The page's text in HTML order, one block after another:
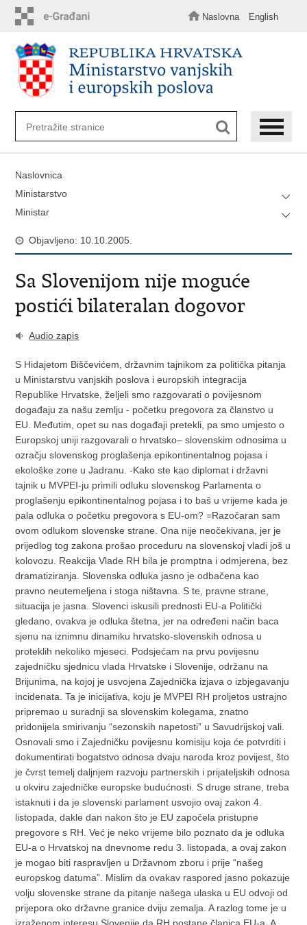
sadržaj
Naslovna English
Naslovnica
Ministarstvo
Ministar
Objavljeno: 10.10.2005.
Sa Slovenijom nije moguće
postići bilateralan dogovor
Audio zapis
S Hidajetom Biščevićem, državnim tajnikom za politička pitanja
u Ministarstvu vanjskih poslova i europskih integracija
Republike Hrvatske, željeli smo razgovarati o povijesnom
događaju za našu zemlju - početku pregovora za članstvo u
EU. Međutim, opet su nas događaji pretekli, pa smo umjesto o
Europskoj uniji razgovarali o hrvatsko– slovenskim odnosima u
ozračju slovenskog proglašenja epikontinentalnog pojasa i
ekološke zone u Jadranu. -Kako ste kao diplomat i državni
tajnik u MVPEI-ju primili odluku slovenskog Parlamenta o
proglašenju epikontinentalnog pojasa i to baš u vrijeme kada je
pala odluka o početku pregovora s EU-om? =Razočaran sam
ovom odlukom slovenske strane. Ona nije neočekivana, jer je
prijedlog tog zakona prošao proceduru na slovenskoj vladi još u
kolovozu. Reakcija Vlade RH bila je promptna i odmjerena, bez
dramatiziranja. Slovenska odluka jasno je odbačena kao
pravno neutemeljena i stoga ništavna. S te, pravne strane,
situacija je jasna. Slovenci iskusili prednosti EU-a Politički
gledano, ovakva je odluka štetna, jer na određeni način baca
sjenu na iznimnu dinamiku hrvatsko-slovenskih odnosa u
proteklih nekoliko mjeseci. Podsjećam na prvu povijesnu
zajedničku sjednicu vlada Hrvatske i Slovenije, održanu na
Brijunima, na kojoj je usvojena Zajednička izjava o izbjegavanju
incidenata. Ta je inicijativa, koju je MVPEI RH proljetos ustrajno
pripremao u suradnji sa slovenskim kolegama, znatno
pridonijela smirivanju “sezonskih napetosti” u Savudrijskoj vali.
Osnovali smo i Zajedničku povijesnu komisiju koja će potvrditi i
dokumentirati bogatstvo odnosa dvaju naroda kroz povijest, što
je čvrst temelj daljnjem razvoju partnerskih i prijateljskih odnosa
u okviru zajedničke europske budućnosti. S druge strane, treba
istaknuti i da je slovenski parlament usvojio ovaj zakon 4.
listopada, dakle dan nakon što je EU započela pristupne
pregovore s RH. Već je neko vrijeme bilo poznato da je odluka
EU-a o Hrvatskoj na dnevnome redu 3. listopada, a ovaj zakon
je mogao biti raspravljen u Državnom zboru i prije “našeg
europskog datuma”. Mislim da ovakav raspored jasno pokazuje
volju slovenske strane da pitanje našega ulaska u EU odvoji od
prijepora oko državne granice dviju zemalja. A razlog tome je u
izraženom interesu Slovenije da RH postane članica EU-a. A